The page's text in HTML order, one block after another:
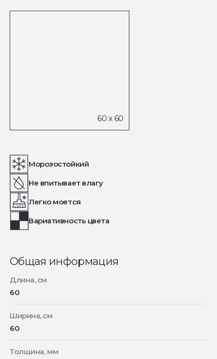
Морозостойкий
Не впитывает влагу
Легко моется
Вариативность цвета
Общая информация
Длина, см
60
Ширина, см
60
Толщина, мм